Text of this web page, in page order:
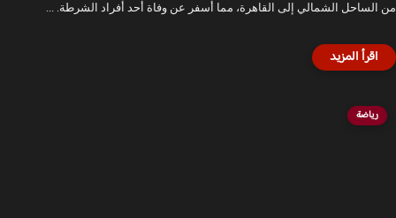
من الساحل الشمالي إلى القاهرة، مما أسفر عن وفاة أحد أفراد الشرطة. ...
رياضة